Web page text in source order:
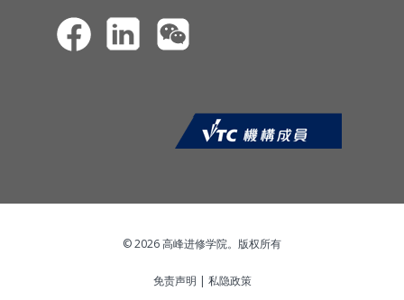
约的诠释、违反保单条款或条件、赔偿金额、不
保事项
员会曾经裁决过的个案。保险索偿投诉局的。
《公司章程》第82条(a) 及(b)款规定，投诉委员
会会于裁决时，(有别于法庭) 有权考虑个案涉及
Hours:
© 2026 高峰进修学院。版权所有
免责声明 | 私隐政策